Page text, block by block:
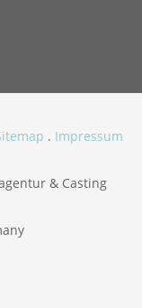
. Impressum
& Casting